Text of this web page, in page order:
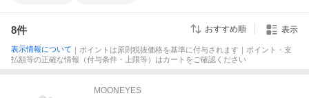
8件 おすすめ順 表示
表示情報について ｜ポイントは原則税抜価格を基準に付与されます｜ポイント・支
払額等の正確な情報（付与条件・上限等）はカートをご確認ください
MOONEYES